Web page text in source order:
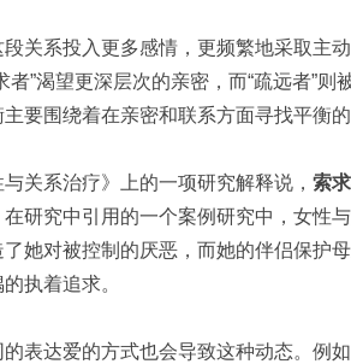
段关系投入更多感情，更频繁地采取主
者”渴望更深层次的亲密，而“疏远者”则
要围绕着在亲密和联系方面寻找平衡的
关系治疗》上的一项研究解释说， 索
在研究中引用的一个案例研究中，女性
她对被控制的厌恶，而她的伴侣保护
执着追求。
表达爱的方式也会导致这种动态。例